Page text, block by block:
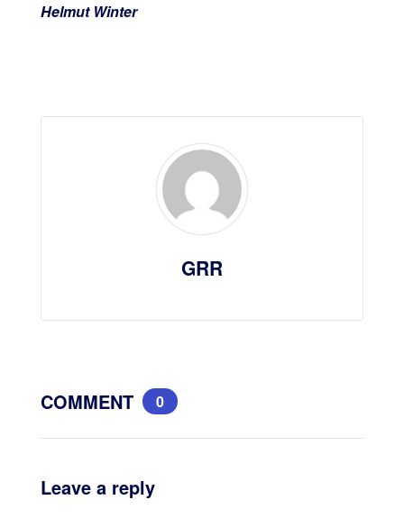
Helmut Winter
GRR
COMMENT 0
Leave a reply